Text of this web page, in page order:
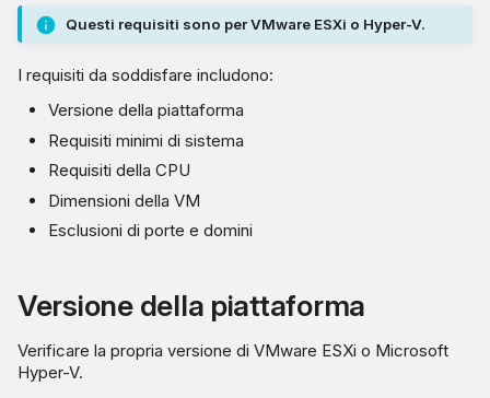
Questi requisiti sono per VMware ESXi o Hyper-V.
I requisiti da soddisfare includono:
Versione della piattaforma
Requisiti minimi di sistema
Requisiti della CPU
Dimensioni della VM
Esclusioni di porte e domini
Versione della piattaforma
Verificare la propria versione di VMware ESXi o Microsoft
Hyper-V.